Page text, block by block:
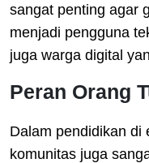
sangat penting agar
menjadi pengguna
juga warga digital
Peran Orang
Dalam pendidikan di
komunitas juga